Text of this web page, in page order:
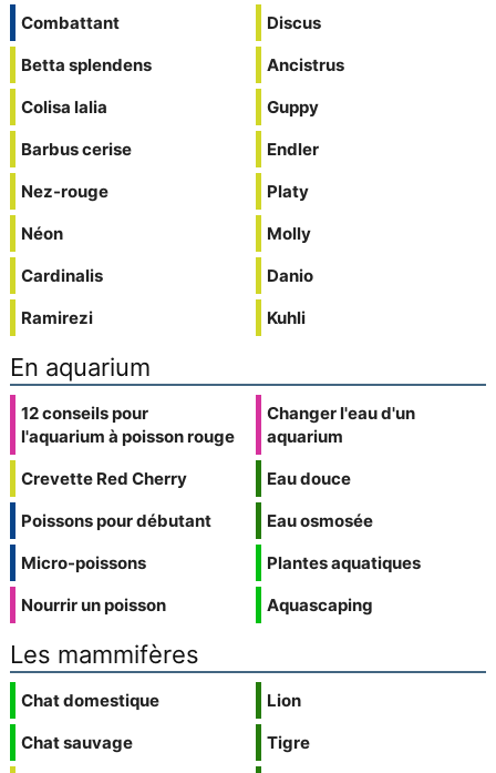
Combattant
Betta splendens
Colisa lalia
Barbus cerise
Nez-rouge
Néon
Cardinalis
Ramirezi
Discus
Ancistrus
Guppy
Endler
Platy
Molly
Danio
Kuhli
En aquarium
12 conseils pour
l'aquarium à poisson rouge
Crevette Red Cherry
Poissons pour débutant
Micro-poissons
Nourrir un poisson
Changer l'eau d'un
aquarium
Eau douce
Eau osmosée
Plantes aquatiques
Aquascaping
Les mammifères
Chat domestique
Chat sauvage
Lion
Tigre